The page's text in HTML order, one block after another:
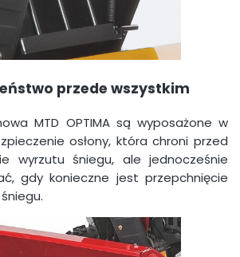
przede wszystkim
MTD OPTIMA są wyposażone w
osłony, która chroni przed
wyrzutu śniegu, ale jednocześnie
gdy konieczne jest przepchnięcie